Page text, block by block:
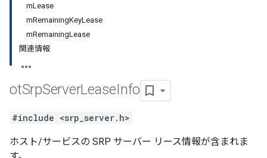
mLease
mRemainingKeyLease
mRemainingLease
関連情報
otSrpServerLeaseInfo
#include <srp_server.h>
ホスト/サービスの SRP サーバー リース情報が含まれま